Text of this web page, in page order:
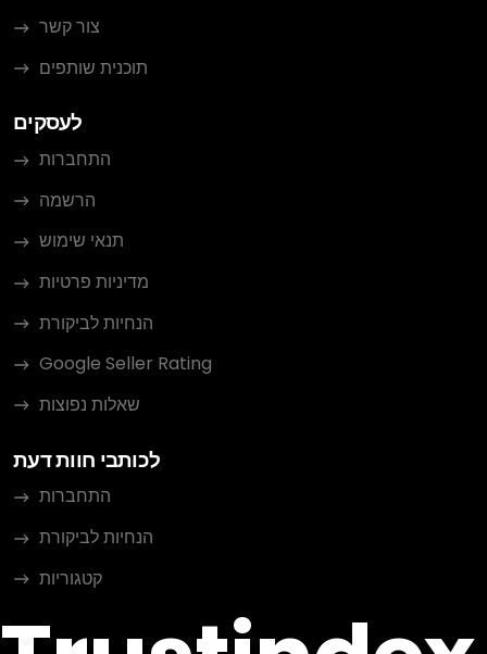
צור קשר
תוכנית שותפים
לעסקים
התחברות
הרשמה
תנאי שימוש
מדיניות פרטיות
הנחיות לביקורת
Google Seller Rating
שאלות נפוצות
לכותבי חוות דעת
התחברות
הנחיות לביקורת
קטגוריות